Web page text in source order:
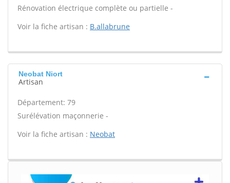
Rénovation électrique complète ou partielle -
Voir la fiche artisan : B.allabrune
Neobat Niort
Artisan
Département: 79
Surélévation maçonnerie -
Voir la fiche artisan : Neobat